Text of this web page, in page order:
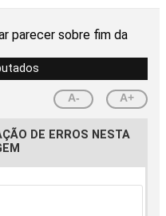
A- A+
DE ERROS NESTA